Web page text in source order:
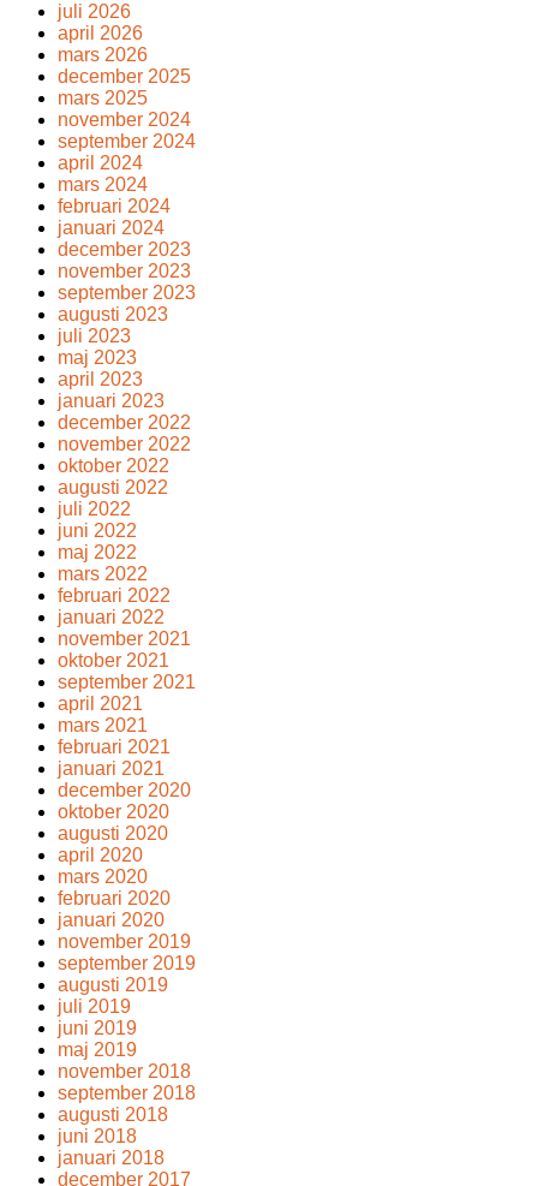
juli 2026
april 2026
mars 2026
december 2025
mars 2025
november 2024
september 2024
april 2024
mars 2024
februari 2024
januari 2024
december 2023
november 2023
september 2023
augusti 2023
juli 2023
maj 2023
april 2023
januari 2023
december 2022
november 2022
oktober 2022
augusti 2022
juli 2022
juni 2022
maj 2022
mars 2022
februari 2022
januari 2022
november 2021
oktober 2021
september 2021
april 2021
mars 2021
februari 2021
januari 2021
december 2020
oktober 2020
augusti 2020
april 2020
mars 2020
februari 2020
januari 2020
november 2019
september 2019
augusti 2019
juli 2019
juni 2019
maj 2019
november 2018
september 2018
augusti 2018
juni 2018
januari 2018
december 2017